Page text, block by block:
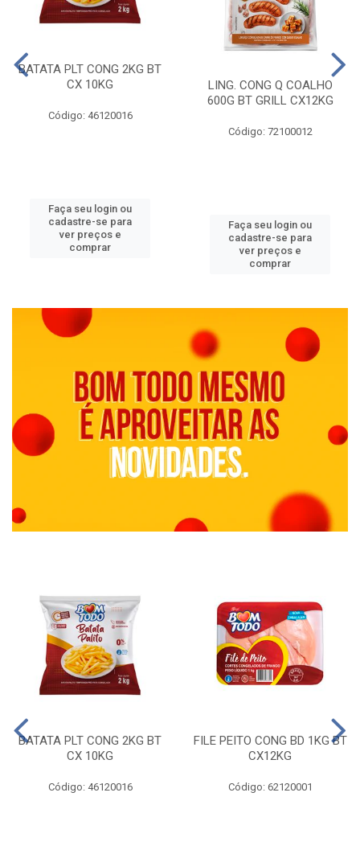
BATATA PLT CONG 2KG BT
CX 10KG
Código: 46120016
Faça seu login ou
cadastre-se para
ver preços e
comprar
LING. CONG Q COALHO
600G BT GRILL CX12KG
Código: 72100012
Faça seu login ou
cadastre-se para
ver preços e
comprar
BATATA PLT CONG 2KG BT
CX 10KG
Código: 46120016
FILE PEITO CONG BD 1KG BT
CX12KG
Código: 62120001